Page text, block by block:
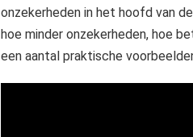
onzekerheden in het hoofd van
hoe minder onzekerheden, hoe
een aantal praktische